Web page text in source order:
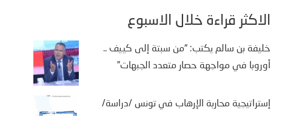
الأكثر قراءة خلال الأسبوع
خليفة بن سالم يكتب: “من سبتة إلى كييف ..
أوروبا في مواجهة حصار متعدد الجبهات”
إستراتيجية محاربة الإرهاب في تونس /دراسة/